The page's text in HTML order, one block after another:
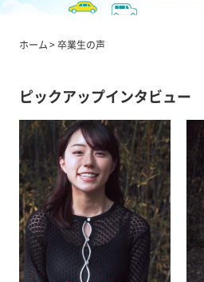
ホーム 卒業生の声
ピックアップインタビュー